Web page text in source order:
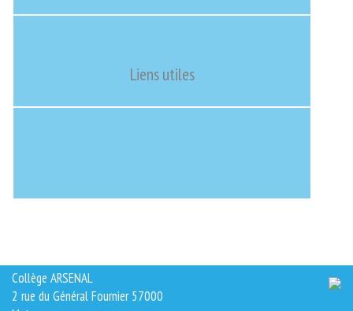
Liens utiles
Collège ARSENAL
2 rue du Général Fournier 57000